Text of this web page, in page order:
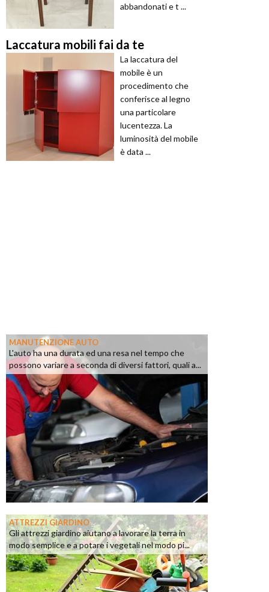
abbandonati e t ...
Laccatura mobili fai da te
La laccatura del
mobile è un
procedimento che
conferisce al legno
una particolare
lucentezza. La
luminosità del mobile
è data ...
MANUTENZIONE AUTO
L'auto ha una durata ed una resa nel tempo che
possono variare a seconda di diversi fattori, quali a...
ATTREZZI GIARDINO
Gli attrezzi giardino aiutano a lavorare la terra in
modo semplice e a potare i vegetali nel modo pi...